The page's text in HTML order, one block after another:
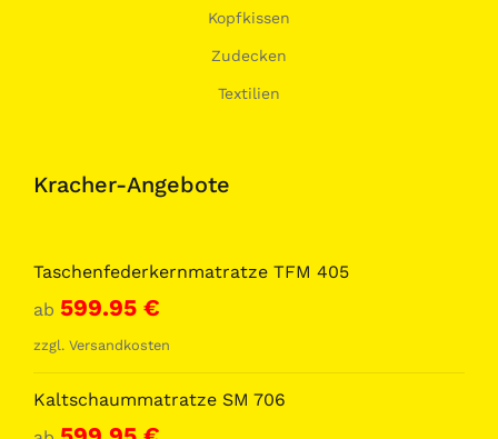
Kopfkissen
Zudecken
Textilien
Kracher-Angebote
Taschenfederkernmatratze TFM 405
ab 599.95 €
zzgl. Versandkosten
Kaltschaummatratze SM 706